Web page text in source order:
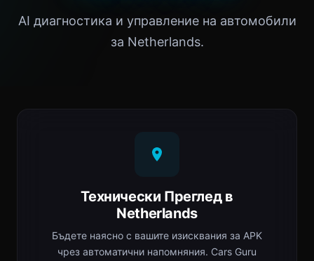
AI диагностика и управление на автомобили
за Netherlands.
Технически Преглед в
Netherlands
Бъдете наясно с вашите изисквания за APK
чрез автоматични напомняния. Cars Guru